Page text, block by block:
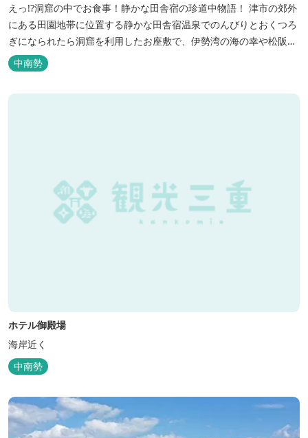
えっ!?洞窟の中でお食事！静かな田舎宿の珍道中物語！ 津市の郊外
にある田園地帯に位置する静かな田舎宿温泉でのんびりとおくつろ
ぎになられたら洞窟を利用したお座敷で、伊勢湾の海の幸や松阪肉
を山海賊焼きをお召し上がりいただけます。年中20度前後の天然空
調、お客様を不思議な空間にご案内！ ご宴会には、大広間で和食会
中南勢
ホテル御殿場
海岸近く
中南勢